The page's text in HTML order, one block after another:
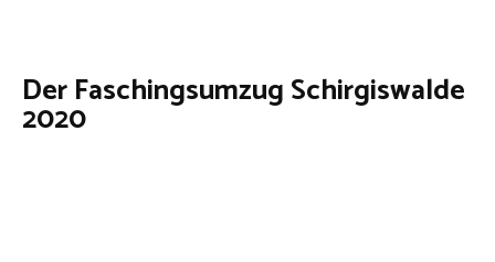
Der Faschingsumzug Schirgiswalde
2020